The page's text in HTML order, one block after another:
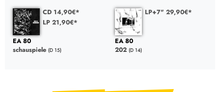
CD 14,90€*
LP 21,90€*
EA 80
schauspiele (D 15)
LP+7" 29,90€*
EA 80
202 (D 14)